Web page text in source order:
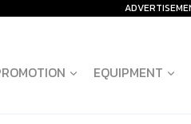
EQUIPMENT